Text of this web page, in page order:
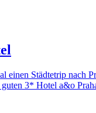
einen Städtetrip
3* Hotel a&o